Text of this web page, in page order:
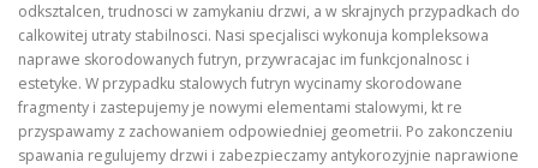
odksztalcen, trudnosci w zamykaniu drzwi, a w skrajnych przypadkach do
calkowitej utraty stabilnosci. Nasi specjalisci wykonuja kompleksowa
naprawe skorodowanych futryn, przywracajac im funkcjonalnosc i
estetyke. W przypadku stalowych futryn wycinamy skorodowane
fragmenty i zastepujemy je nowymi elementami stalowymi, kt re
przyspawamy z zachowaniem odpowiedniej geometrii. Po zakonczeniu
spawania regulujemy drzwi i zabezpieczamy antykorozyjnie naprawione